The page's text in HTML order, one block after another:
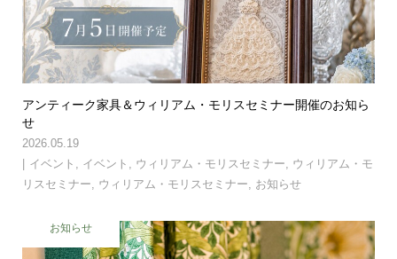
アンティーク家具＆ウィリアム・モリスセミナー開催のお知ら
せ
2026.05.19
イベント
イベント ウィリアム・モリスセミナー
ウィリアム・モ
リスセミナー
ウィリアム・モリスセミナー お知らせ
お知らせ